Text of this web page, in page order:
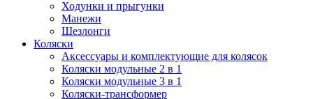
Ходунки и прыгунки
Манежи
Шезлонги
Коляски
Аксессуары и комплектующие для колясок
Коляски модульные 2 в 1
Коляски модульные 3 в 1
Коляски-трансформер